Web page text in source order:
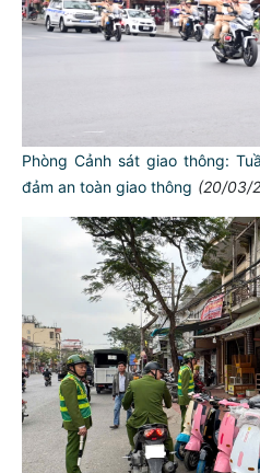
Phòng Cảnh sát giao thông:
đảm an toàn giao thông (20/03/